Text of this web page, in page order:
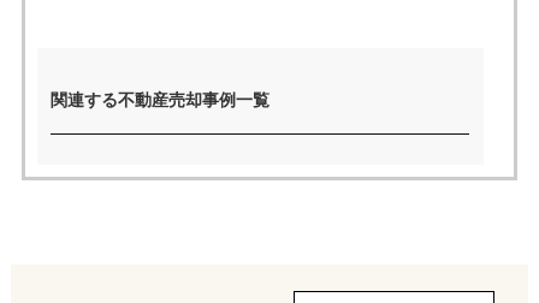
関連する不動産売却事例一覧